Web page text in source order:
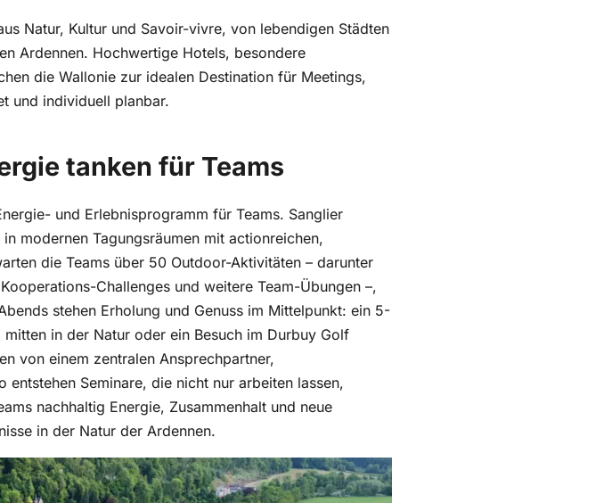
Natur, Kultur und Savoir-vivre, von lebendigen Städten
Ardennen. Hochwertige Hotels, besondere
die Wallonie zur idealen Destination für Meetings,
und individuell planbar.
tanken für Teams
und Erlebnisprogramm für Teams. Sanglier
modernen Tagungsräumen mit actionreichen,
die Teams über 50 Outdoor-Aktivitäten – darunter
Challenges und weitere Team-Übungen –,
stehen Erholung und Genuss im Mittelpunkt: ein 5-
in der Natur oder ein Besuch im Durbuy Golf
von einem zentralen Ansprechpartner,
Seminare, die nicht nur arbeiten lassen,
nachhaltig Energie, Zusammenhalt und neue
in der Natur der Ardennen.